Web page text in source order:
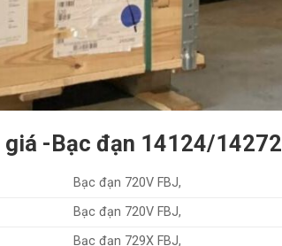
giá -Bạc đạn 14124/14272
Bạc đạn 720V FBJ,
Bạc đạn 720V FBJ,
Bạc đạn 729X FBJ,